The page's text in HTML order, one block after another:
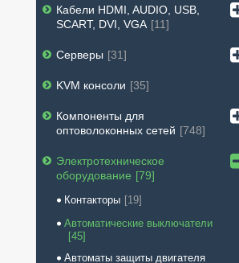
Кабели HDMI, AUDIO, USB,
SCART, DVI, VGA
11
Серверы 31
KVM консоли 35
Компоненты для
оптоволоконных сетей
748
Электротехническое
оборудование
79
Контакторы
19
Автоматические выключатели
45
Автоматы защиты двигателя